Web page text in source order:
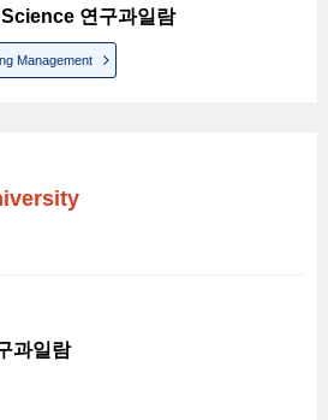
연구과일람
Management
과일람